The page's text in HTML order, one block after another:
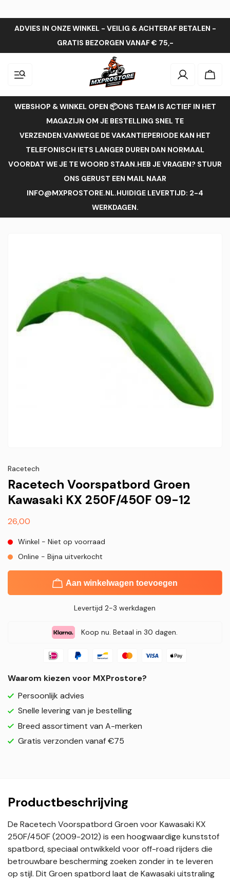
ADVIES IN ONZE WINKEL - VEILIG & ACHTERAF BETALEN -
GRATIS BEZORGEN VANAF € 75,-
Inloggen
WEBSHOP & WINKEL OPEN 📦ONS TEAM IS ACTIEF IN HET
MAGAZIJN OM JE BESTELLING SNEL TE
VERZENDEN.VANWEGE DE VAKANTIEPERIODE KAN HET
TELEFONISCH IETS LANGER DUREN DAN NORMAAL
VOORDAT WE JE TE WOORD STAAN.HEB JE VRAGEN? STUUR
ONS GERUST EEN MAIL NAAR
INFO@MXPROSTORE.NL.HUIDIGE LEVERTIJD: 2-4
WERKDAGEN.
Racetech
Racetech Voorspatbord Groen
Kawasaki KX 250F/450F 09-12
Normale
26,00
Winkel - Niet op voorraad
Online - Bijna uitverkocht
Aan winkelwagen toevoegen
Levertijd 2-3 werkdagen
Koop nu. Betaal in 30 dagen.
Waarom kiezen voor MXProstore?
Persoonlijk advies
Snelle levering van je bestelling
Breed assortiment van A-merken
Gratis verzonden vanaf €75
Productbeschrijving
De Racetech Voorspatbord Groen voor Kawasaki KX
250F/450F (2009-2012) is een hoogwaardige kunststof
spatbord, speciaal ontwikkeld voor off-road rijders die
betrouwbare bescherming zoeken zonder in te leveren
op stijl. Dit Groen spatbord laat de Kawasaki uitstraling